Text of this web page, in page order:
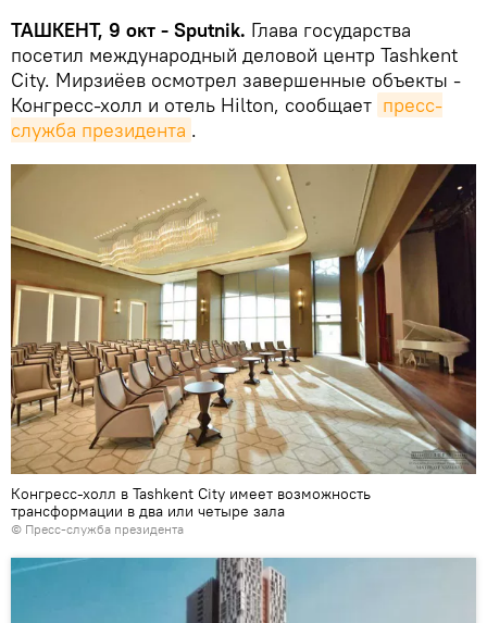
ТАШКЕНТ, 9 окт - Sputnik. Глава государства
посетил международный деловой центр Tashkent
City. Мирзиёев осмотрел завершенные объекты -
Конгресс-холл и отель Hilton, сообщает пресс-
служба президента .
Конгресс-холл в Tashkent City имеет возможность
трансформации в два или четыре зала
© Пресс-служба президента